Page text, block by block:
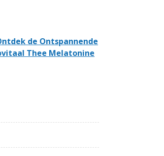
de Ontspannende
Thee Melatonine